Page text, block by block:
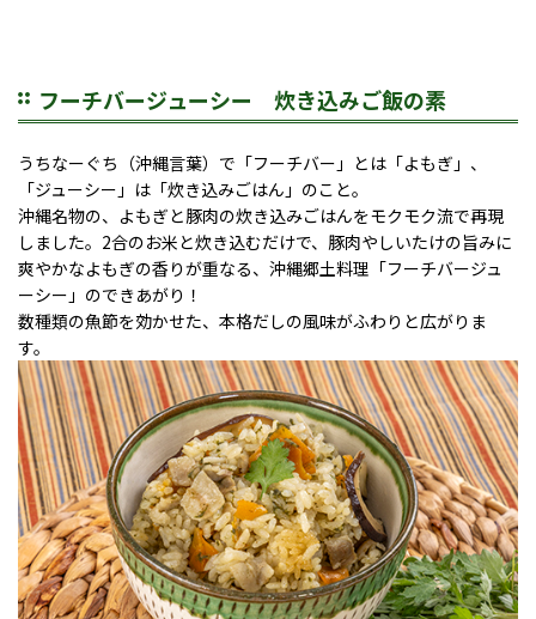
フーチバージューシー 炊き込みご飯の素
うちなーぐち（沖縄言葉）で「フーチバー」とは「よもぎ」、
「ジューシー」は「炊き込みごはん」のこと。
沖縄名物の、よもぎと豚肉の炊き込みごはんをモクモク流で再現
しました。2合のお米と炊き込むだけで、豚肉やしいたけの旨みに
爽やかなよもぎの香りが重なる、沖縄郷土料理「フーチバージュ
ーシー」のできあがり！
数種類の魚節を効かせた、本格だしの風味がふわりと広がりま
す。